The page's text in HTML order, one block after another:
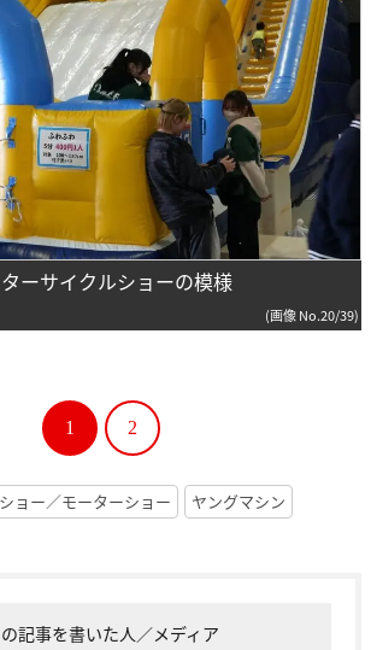
ーサイクルショーの模様
(画像 No.20/39)
1 2
ョー／モーターショー ヤングマシン
記事を書いた人／メディア